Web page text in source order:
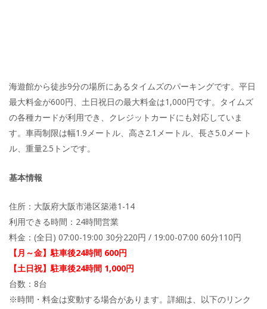
海遊館から徒歩9分の場所にあるタイムズのパーキングです。平日
最大料金が600円、土日祝日の最大料金は1,000円です。タイムズ
の各種カードが利用でき、クレジットカードにも対応していま
す。車両制限は幅1.9メートル、高さ2.1メートル、長さ5.0メート
ル、重量2.5トンです。
基本情報
住所：大阪府大阪市港区築港1-14
利用できる時間：24時間営業
料金：(全日) 07:00-19:00 30分220円 / 19:00-07:00 60分110円
【月～金】駐車後24時間 600円
【土日祝】駐車後24時間 1,000円
台数：8台
※時間・料金は変動する場合があります。詳細は、以下のリンク